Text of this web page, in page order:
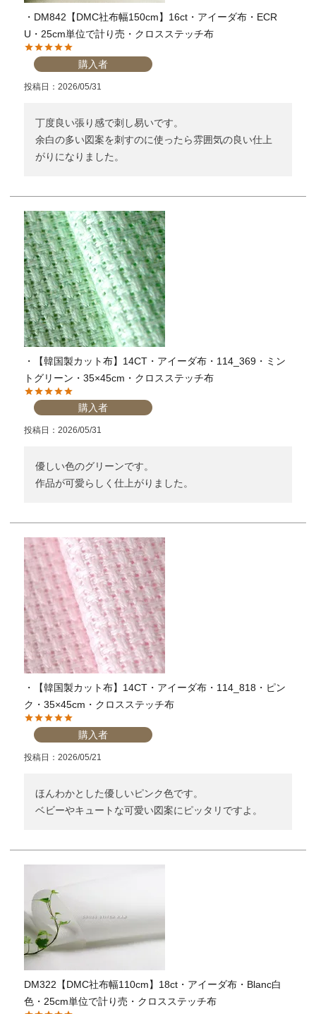
・DM842【DMC社布幅150cm】16ct・アイーダ布・ECR
U・25cm単位で計り売・クロスステッチ布
購入者
投稿日 2026/05/31
丁度良い張り感で刺し易いです。
余白の多い図案を刺すのに使ったら雰囲気の良い仕上
がりになりました。
・【韓国製カット布】14CT・アイーダ布・114_369・ミン
トグリーン・35×45cm・クロスステッチ布
購入者
投稿日 2026/05/31
優しい色のグリーンです。
作品が可愛らしく仕上がりました。
・【韓国製カット布】14CT・アイーダ布・114_818・ピン
ク・35×45cm・クロスステッチ布
購入者
投稿日 2026/05/21
ほんわかとした優しいピンク色です。
ベビーやキュートな可愛い図案にピッタリですよ。
DM322【DMC社布幅110cm】18ct・アイーダ布・Blanc白
色・25cm単位で計り売・クロスステッチ布